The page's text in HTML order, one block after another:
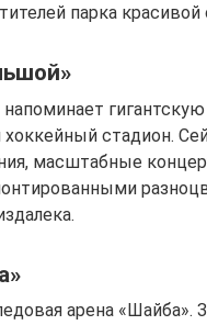
парка красивой
стадион.
масштабные
арена «Шайба».